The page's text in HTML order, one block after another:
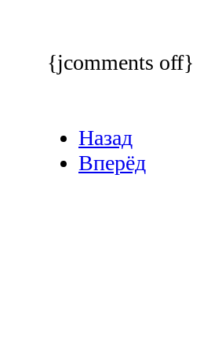
{jcomments off}
Назад
Вперёд